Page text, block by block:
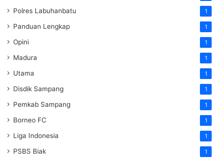
Polres Labuhanbatu 1
Panduan Lengkap 1
Opini 1
Madura 1
Utama 1
Disdik Sampang 1
Pemkab Sampang 1
Borneo FC 1
Liga Indonesia 1
PSBS Biak 1